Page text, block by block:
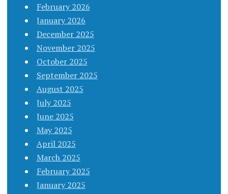
February 2026
January 2026
December 2025
November 2025
October 2025
September 2025
August 2025
July 2025
June 2025
May 2025
April 2025
March 2025
February 2025
January 2025